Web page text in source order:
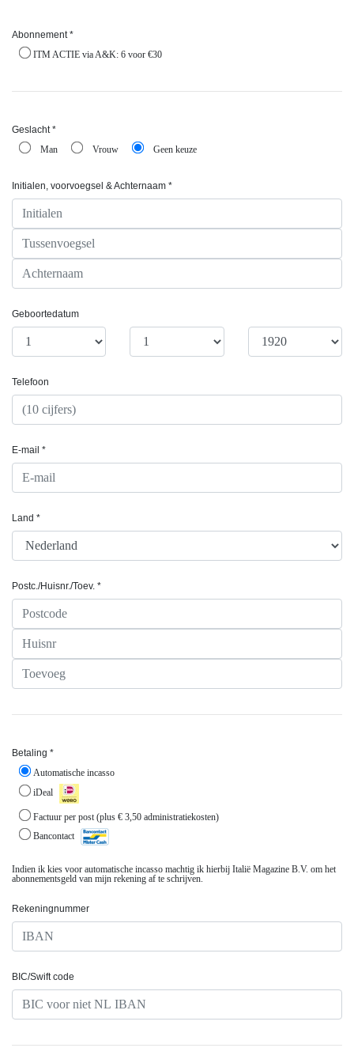
Abonnement *
ITM ACTIE via A&K: 6 voor €30
Geslacht *
Man
Vrouw Geen keuze
Initialen, voorvoegsel & Achternaam *
Geboortedatum
Telefoon
E-mail *
Land *
Postc./Huisnr./Toev. *
Betaling *
Automatische incasso
iDeal
Factuur per post (plus € 3,50 administratiekosten)
Bancontact
Indien ik kies voor automatische incasso machtig ik hierbij Italië Magazine B.V. om het
abonnementsgeld van mijn rekening af te schrijven.
Rekeningnummer
BIC/Swift code